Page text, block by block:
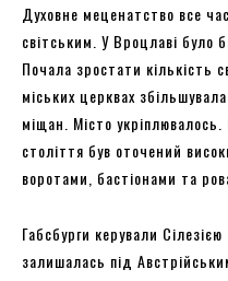
Духовне меценатство все
світським. У Вроцлаві було
Почала зростати кількість
міських церквах
міщан. Місто
століття був оточений
воротами, бастіонами та
Габсбурги керували
залишалась під